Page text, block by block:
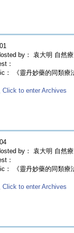
by： 袁大明 自然
：
： 《靈丹妙藥的同類
Click to enter Archives
by： 袁大明 自然
：
： 《靈丹妙藥的同類
Click to enter Archives